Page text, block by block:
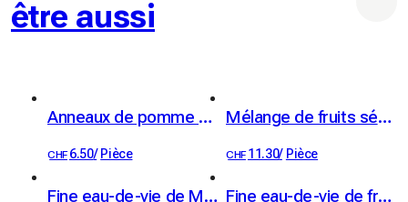
être aussi
Anneaux de pomme bio Apfelringli haute-tige 60 g
CHF 6.50/ Pièce
Mélange de fruits séchés bio 100 g
CHF 11.30/ Pièce
Fine eau-de-vie de Mirabelle Kübler 41% vol. 50cl Fine eau-de-vie de framboise Kübler 41% vol. 50cl